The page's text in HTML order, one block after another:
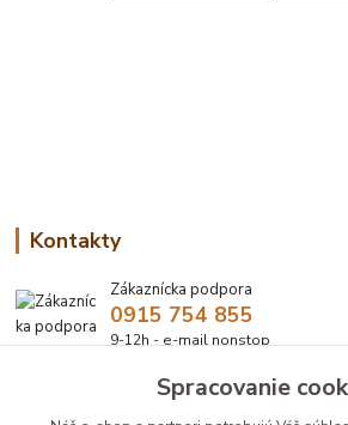
Kontakty
Zákaznícka podpora
0915 754 855
9-12h - e-mail nonstop
eshop@bbzoo.skSpracovanie